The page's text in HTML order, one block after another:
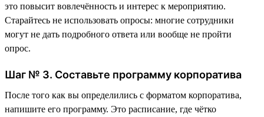
это повысит вовлечённость и интерес к мероприятию.
Старайтесь не использовать опросы: многие сотрудники
могут не дать подробного ответа или вообще не пройти
опрос.
Шаг № 3. Составьте программу корпоратива
После того как вы определились с форматом корпоратива,
напишите его программу. Это расписание, где чётко